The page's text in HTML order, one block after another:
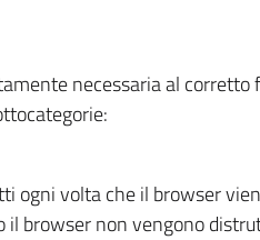
necessaria al
ogni volta che il browser
il browser non vengono